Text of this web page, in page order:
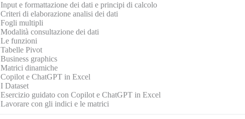
Input e formattazione dei dati e principi di calcolo
Criteri di elaborazione analisi dei dati
Fogli multipli
Modalità consultazione dei dati
Le funzioni
Tabelle Pivot
Business graphics
Matrici dinamiche
Copilot e ChatGPT in Excel
I Dataset
Esercizio guidato con Copilot e ChatGPT in Excel
Lavorare con gli indici e le matrici